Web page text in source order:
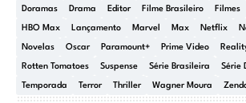
Doramas Drama Editor Filme Brasileiro Filmes
HBO Max Lançamento Marvel Max Netflix
Novelas Oscar Paramount+ Prime Video
Rotten Tomatoes Suspense Série Brasileira Série
Temporada Terror Thriller Wagner Moura